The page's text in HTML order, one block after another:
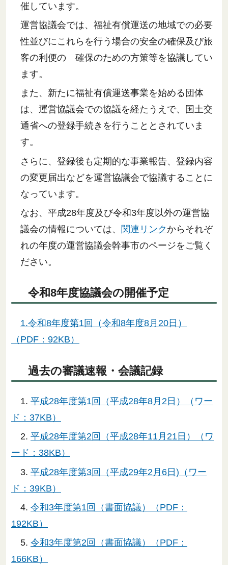
催しています。
運営協議会では、福祉有償運送の地域での必要
性並びにこれらを行う場合の安全の確保及び旅
客の利便の 確保のための方策等を協議してい
ます。
また、新たに福祉有償運送事業を始める団体
は、運営協議会での協議を経たうえで、国土交
通省への登録手続きを行うこととされていま
す。
さらに、登録後も定期的な事業報告、登録内容
の変更届出などを運営協議会で協議することに
なっています。
なお、平成28年度及び令和3年度以外の運営協
議会の情報については、 関連リンクからそれぞ
れの年度の運営協議会幹事市のページをご覧く
ださい。
令和8年度協議会の開催予定
1.令和8年度第1回（令和8年度8月20日）
（PDF：92KB）
過去の審議速報・会議記録
1. 平成28年度第1回（平成28年8月2日）（ワー
ド：37KB）
2. 平成28年度第2回（平成28年11月21日）（ワ
ード：38KB）
3. 平成28年度第3回（平成29年2月6日)（ワー
ド：39KB）
4. 令和3年度第1回（書面協議）（PDF：
192KB）
5. 令和3年度第2回（書面協議）（PDF：
166KB）